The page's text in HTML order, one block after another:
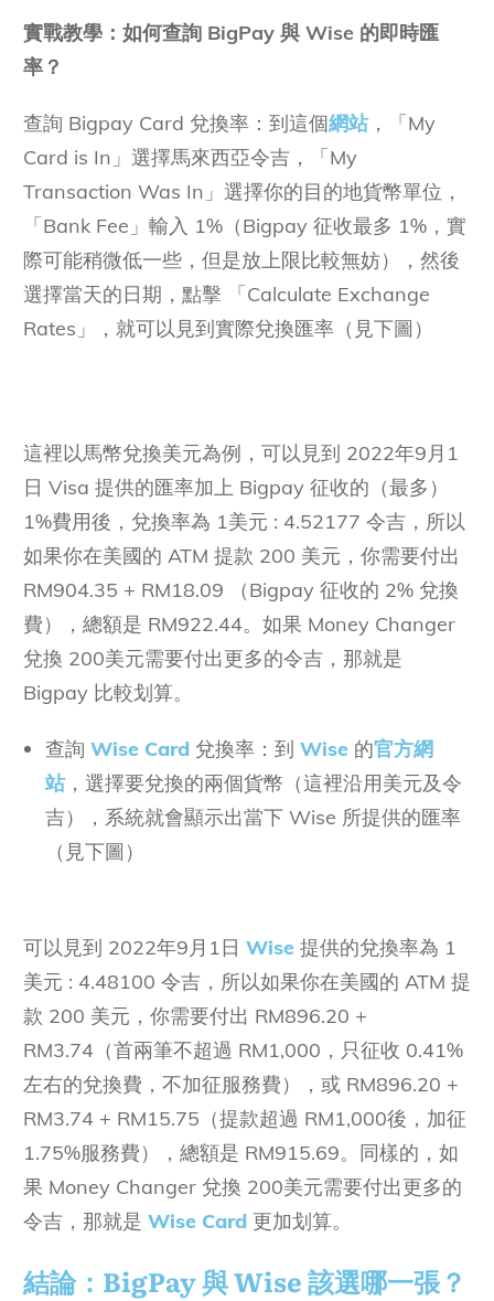
實戰教學：如何查詢 BigPay 與 Wise 的即時匯
率？
查詢 Bigpay Card 兌換率：到這個網站，「My
Card is In」選擇馬來西亞令吉，「My
Transaction Was In」選擇你的目的地貨幣單位，
「Bank Fee」輸入 1%（Bigpay 征收最多 1%，實
際可能稍微低一些，但是放上限比較無妨），然後
選擇當天的日期，點擊 「Calculate Exchange
Rates」，就可以見到實際兌換匯率（見下圖）
這裡以馬幣兌換美元為例，可以見到 2022年9月1
日 Visa 提供的匯率加上 Bigpay 征收的（最多）
1%費用後，兌換率為 1美元 : 4.52177 令吉，所以
如果你在美國的 ATM 提款 200 美元，你需要付出
RM904.35 + RM18.09 （Bigpay 征收的 2% 兌換
費），總額是 RM922.44。如果 Money Changer
兌換 200美元需要付出更多的令吉，那就是
Bigpay 比較划算。
查詢 Wise Card 兌換率：到 Wise 的官方網
站，選擇要兌換的兩個貨幣（這裡沿用美元及令
吉），系統就會顯示出當下 Wise 所提供的匯率
（見下圖）
可以見到 2022年9月1日 Wise 提供的兌換率為 1
美元 : 4.48100 令吉，所以如果你在美國的 ATM 提
款 200 美元，你需要付出 RM896.20 +
RM3.74（首兩筆不超過 RM1,000，只征收 0.41%
左右的兌換費，不加征服務費），或 RM896.20 +
RM3.74 + RM15.75（提款超過 RM1,000後，加征
1.75%服務費），總額是 RM915.69。同樣的，如
果 Money Changer 兌換 200美元需要付出更多的
令吉，那就是 Wise Card 更加划算。
結論：BigPay 與 Wise 該選哪一張？